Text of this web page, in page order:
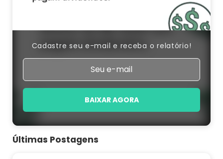
Cadastre seu e-mail e receba o relatório!
BAIXAR AGORA
Últimas Postagens